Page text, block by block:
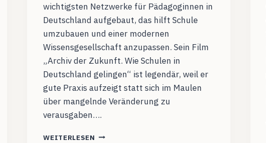
wichtigsten Netzwerke für Pädagoginnen in
Deutschland aufgebaut, das hilft Schule
umzubauen und einer modernen
Wissensgesellschaft anzupassen. Sein Film
„Archiv der Zukunft. Wie Schulen in
Deutschland gelingen“ ist legendär, weil er
gute Praxis aufzeigt statt sich im Maulen
über mangelnde Veränderung zu
verausgaben….
WEITERLESEN DIGITALE